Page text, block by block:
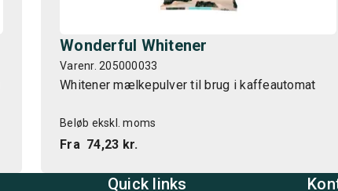
Wonderful Whitener
Varenr. 205000033
Whitener mælkepulver til brug i kaffeautomat
Beløb ekskl. moms
Fra 74,23 kr.
Quick links